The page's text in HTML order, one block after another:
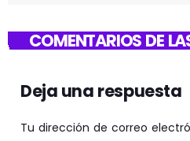
COMENTARIOS DE
Deja una respuesta
Tu dirección de correo